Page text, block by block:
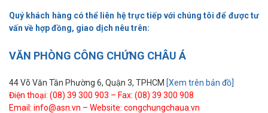
Quý khách hàng có thể liên hệ trực tiếp với chúng tôi để được tư
vấn về hợp đồng, giao dịch nêu trên:
VĂN PHÒNG CÔNG CHỨNG CHÂU Á
44 Võ Văn Tần Phường 6, Quận 3, TPHCM [Xem trên bản đồ]
Điện thoại: (08) 39 300 903 – Fax: (08) 39 300 908
Email: info@asn.vn – Website: congchungchaua.vn